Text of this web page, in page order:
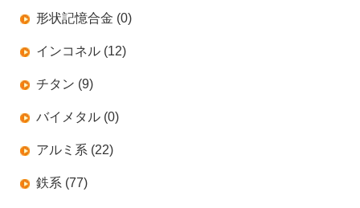
形状記憶合金 (0)
インコネル (12)
チタン (9)
バイメタル (0)
アルミ系 (22)
鉄系 (77)